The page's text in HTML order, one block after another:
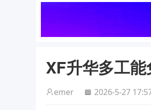
XF升华多工
emer 2026-5-27